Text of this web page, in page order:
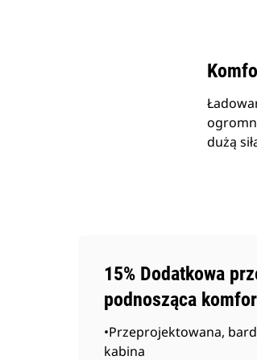
dużą
15% Dodatkowa
podnosząca
•Przeprojektowana,
kabina